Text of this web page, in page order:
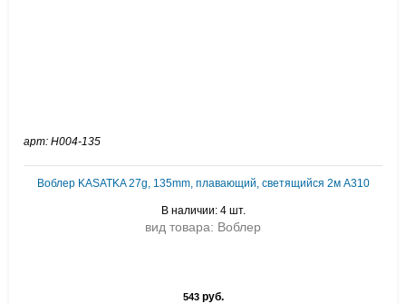
арт: H004-135
Воблер KASATKA 27g, 135mm, плавающий, светящийся 2м A310
В наличии: 4 шт.
вид товара: Воблер
543руб.